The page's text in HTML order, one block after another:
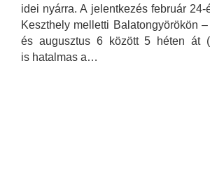
idei nyárra. A jelentkezés február
Keszthely melletti Balatongyörökön
és augusztus 6 között 5 héten át
is hatalmas a…